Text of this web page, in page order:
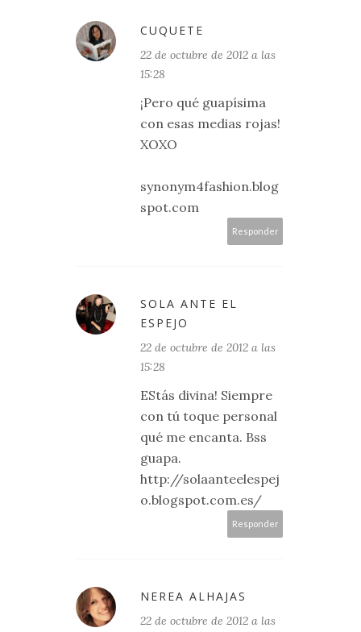
CUQUETE
22 de octubre de 2012 a las
15:28
¡Pero qué guapísima
con esas medias rojas!
XOXO
synonym4fashion.blog
spot.com
Responder
SOLA ANTE EL
ESPEJO
22 de octubre de 2012 a las
15:28
EStás divina! Siempre
con tú toque personal
qué me encanta. Bss
guapa.
http://solaanteelespej
o.blogspot.com.es/
Responder
NEREA ALHAJAS
22 de octubre de 2012 a las